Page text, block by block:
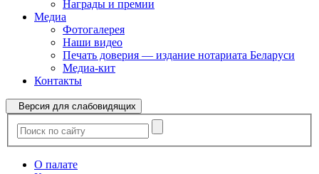
Награды и премии
Медиа
Фотогалерея
Наши видео
Печать доверия — издание нотариата Беларуси
Медиа-кит
Контакты
Версия для слабовидящих
О палате